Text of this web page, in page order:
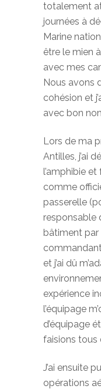
totalement
journées à
Marine
être le mien
avec mes
Nous avons
cohésion et
avec bon
Lors de ma
Antilles, j’ai
l’amphibie
comme
passerelle
responsable
bâtiment
et j’ai dû
expérience
l’équipage
d’équipage
faisions tous
J’ai ensuite
opérations